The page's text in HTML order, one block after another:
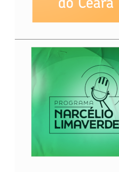
2ª Companhia de Polícia de
Guarda (2ª CPG)
Documentação e Informação